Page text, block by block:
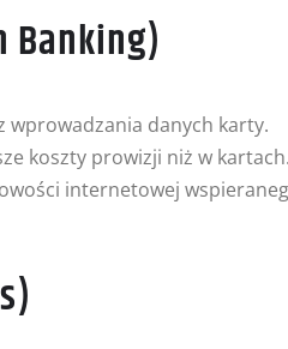
Banking)
wprowadzania danych karty.
koszty prowizji niż w kartach.
internetowej